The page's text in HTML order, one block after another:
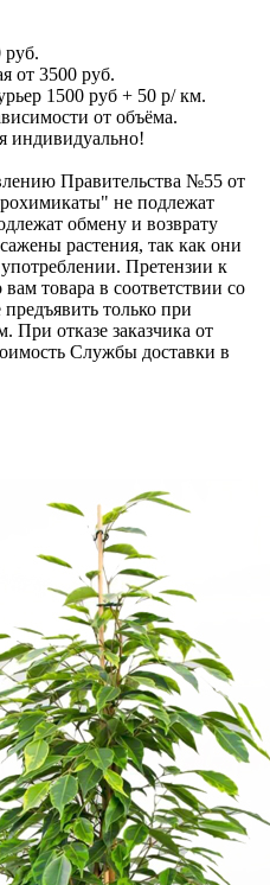
от 3500 руб.
1500 руб + 50 р/ км.
от объёма.
индивидуально!
Правительства №55 от
не подлежат
обмену и возврату
растения, так как они
Претензии к
товара в соответствии со
только при
При отказе заказчика от
Службы доставки в